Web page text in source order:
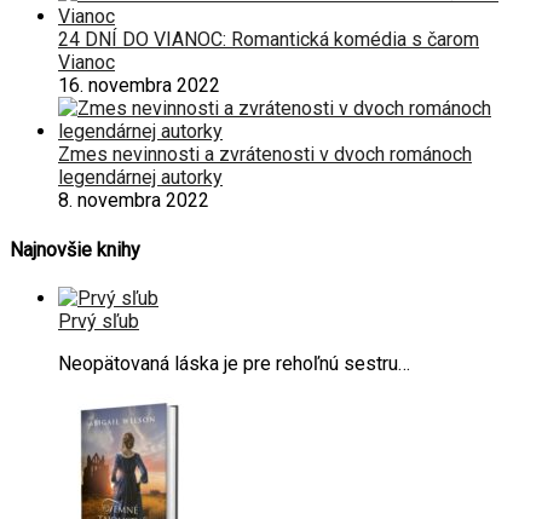
24 DNÍ DO VIANOC: Romantická komédia s čarom
Vianoc
16. novembra 2022
Zmes nevinnosti a zvrátenosti v dvoch románoch
legendárnej autorky
8. novembra 2022
Najnovšie knihy
Prvý sľub
Neopätovaná láska je pre rehoľnú sestru…